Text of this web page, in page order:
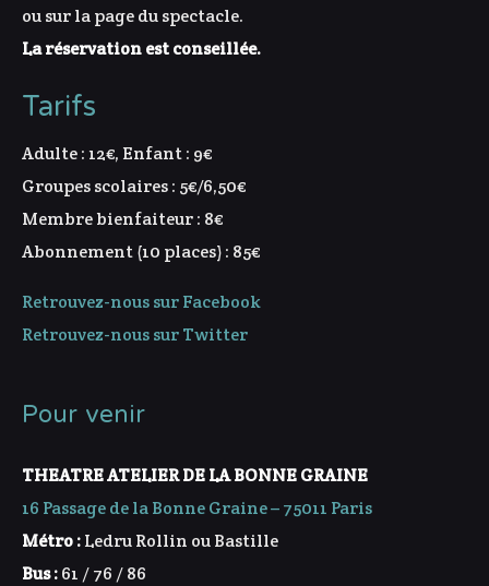
ou sur la page du spectacle.
La réservation est conseillée.
Tarifs
Adulte : 12€, Enfant : 9€
Groupes scolaires : 5€/6,50€
Membre bienfaiteur : 8€
Abonnement (10 places) : 85€
Retrouvez-nous sur Facebook
Retrouvez-nous sur Twitter
Pour venir
THEATRE ATELIER DE LA BONNE GRAINE
16 Passage de la Bonne Graine – 75011 Paris
Métro :Ledru Rollin ou Bastille
Bus :61 / 76 / 86